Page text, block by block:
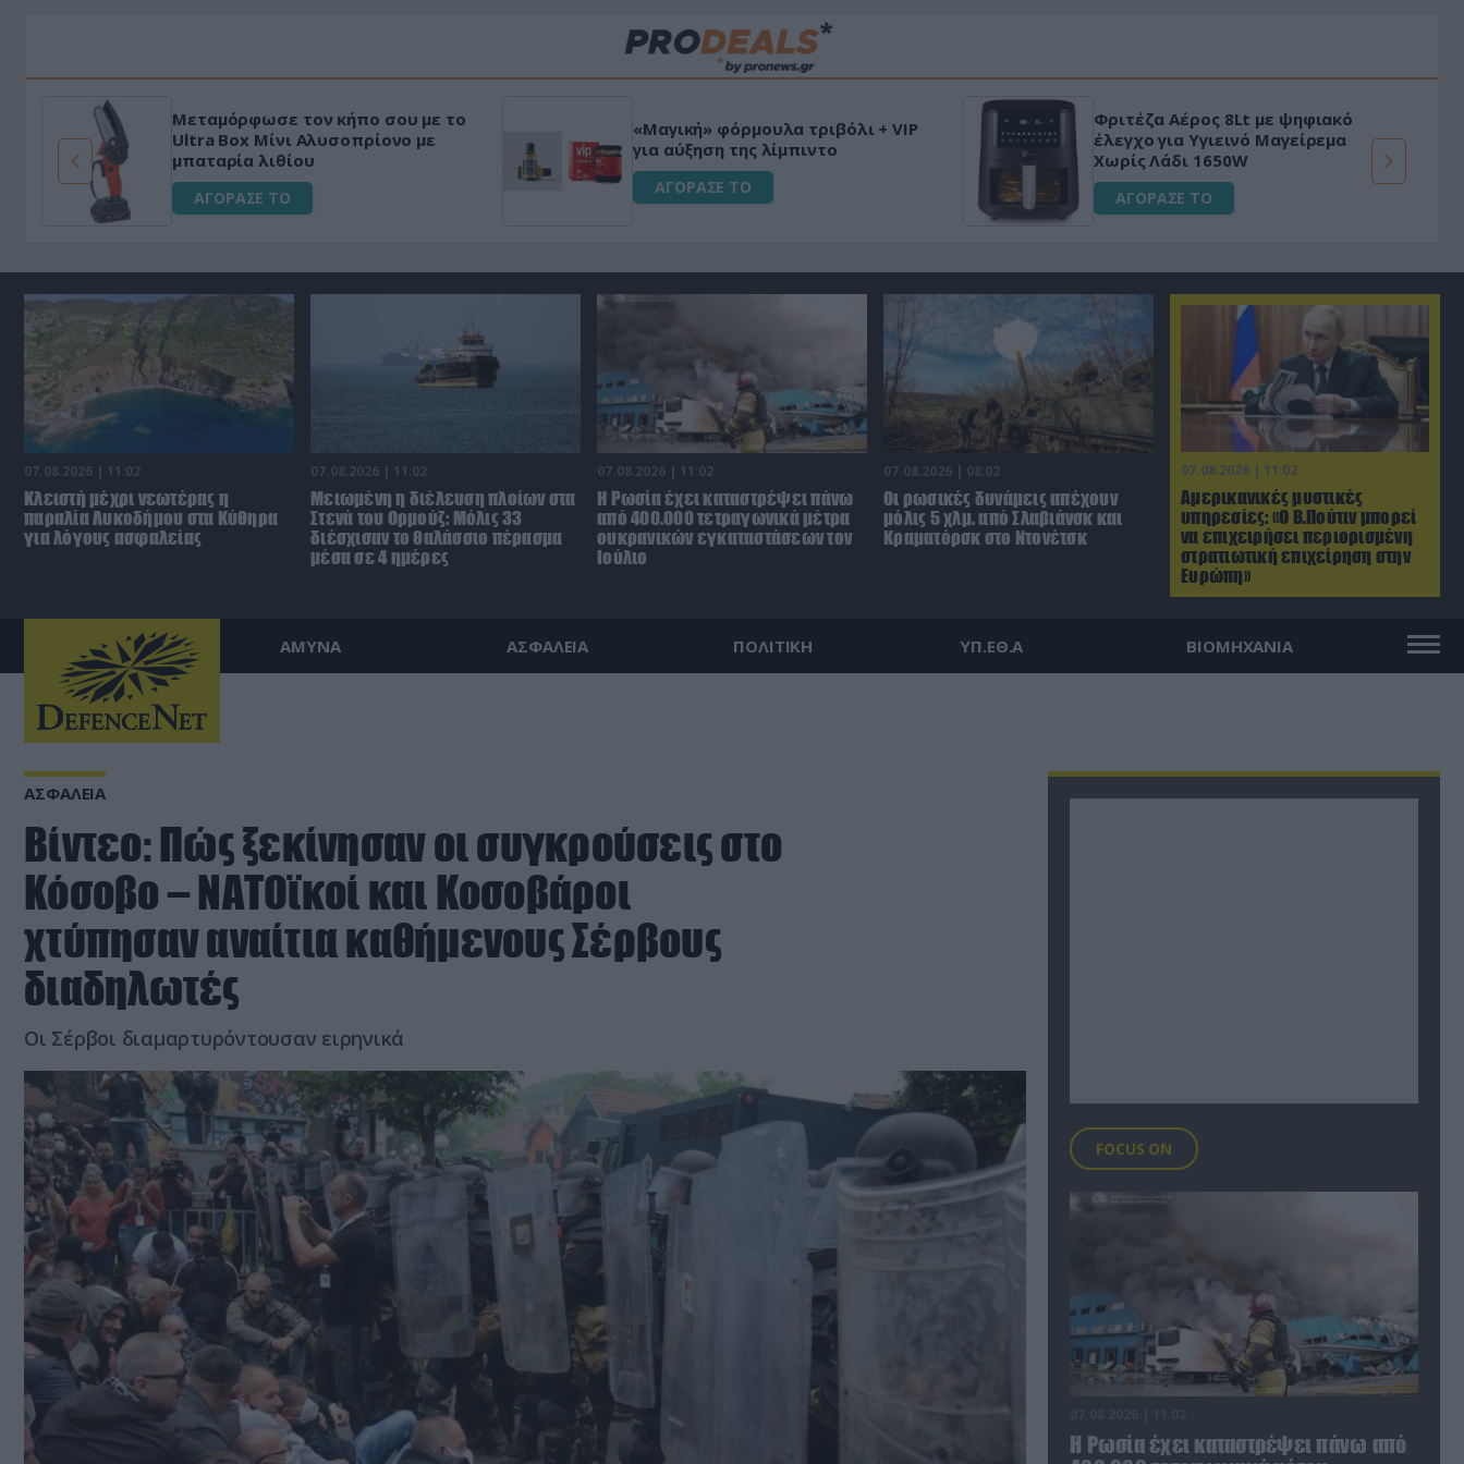
Μεταμόρφωσε τον κήπο σου με το
Ultra Box Μίνι Αλυσοπρίονο με
μπαταρία λιθίου
ΑΓΟΡΑΣΕ ΤΟ
«Μαγική» φόρμουλα τριβόλι + VIP
για αύξηση της λίμπιντο
ΑΓΟΡΑΣΕ ΤΟ
Φριτέζα Αέρος 8Lt με ψηφιακό
έλεγχο για Υγιεινό Μαγείρεμα
Χωρίς Λάδι 1650W
ΑΓΟΡΑΣΕ ΤΟ
07.08.2026 | 11:02
Αμερικανικές μυστικές
υπηρεσίες: «Ο Β.Πούτιν μπορεί
να επιχειρήσει περιορισμένη
στρατιωτική επιχείρηση στην
Ευρώπη»
07.08.2026 | 11:02
Κλειστή μέχρι νεωτέρας η
παραλία Λυκοδήμου στα Κύθηρα
για λόγους ασφαλείας
07.08.2026 | 11:02
Μειωμένη η διέλευση πλοίων στα
Στενά του Ορμούζ: Μόλις 33
διέσχισαν το θαλάσσιο πέρασμα
μέσα σε 4 ημέρες
07.08.2026 | 11:02
Η Ρωσία έχει καταστρέψει πάνω
από 400.000 τετραγωνικά μέτρα
ουκρανικών εγκαταστάσεων τον
Ιούλιο
07.08.2026 | 08:02
Οι ρωσικές δυνάμεις απέχουν
μόλις 5 χλμ. από Σλαβιάνσκ και
Κραματόρσκ στο Ντονέτσκ
ΑΜΥΝΑ ΑΣΦΑΛΕΙΑ ΠΟΛΙΤΙΚΗ ΥΠ.ΕΘ.Α ΒΙΟΜΗΧΑΝΙΑ
ΑΣΦΑΛΕΙΑ
Βίντεο: Πώς ξεκίνησαν οι συγκρούσεις στο
Κόσοβο – ΝΑΤΟϊκοί και Κοσοβάροι
χτύπησαν αναίτια καθήμενους Σέρβους
διαδηλωτές
Oι Σέρβοι διαμαρτυρόντουσαν ειρηνικά
FOCUS ON
Η Ρωσία έχει καταστρέψει πάνω από